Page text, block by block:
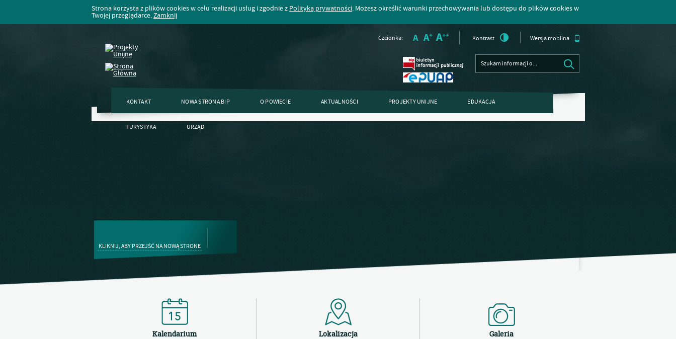
Strona korzysta z plików cookies w celu realizacji usług i zgodnie z Polityką prywatności. Możesz określić warunki przechowywania lub dostępu do plików cookies w
Twojej przeglądarce.Zamknij
Czcionka: Kontrast Wersja mobilna
KONTAKT NOWA STRONA BIP O POWIECIE AKTUALNOŚCI PROJEKTY UNIJNE EDUKACJA
TURYSTYKA URZĄD
KLIKNIJ, ABY PRZEJŚĆ NA NOWĄ STRONE
Kalendarium Lokalizacja Galeria